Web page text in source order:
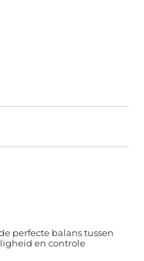
perfecte balans tussen
en controle